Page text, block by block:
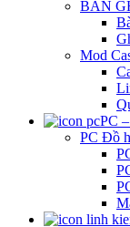
BÀN
Mod
PC
PC Đồ